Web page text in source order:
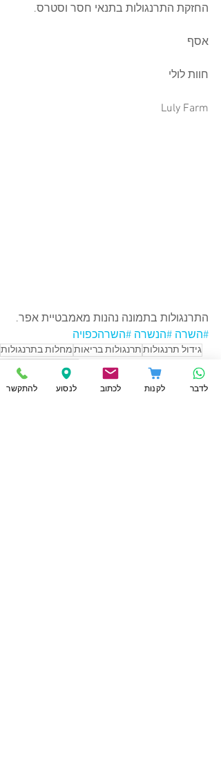
החזקת התרנגולות בתנאי חסר וסטרס.
אסף
חוות לולי
Luly Farm
התרנגולות בתמונה נהנות מאמבטיית אפר.
#השרה #הנשרה #השרהכפויה
גידול תרנגולותתרנגולות בריאותמחלות בתרנגולות
הנשרה
נשירת נוצות
מגדל מתקדם
להתקשר לנסוע לכתוב לקנות לדבר